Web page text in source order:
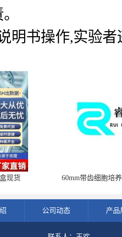
明书操作,实验
现货 60mm带齿细胞培
公司动态 产品